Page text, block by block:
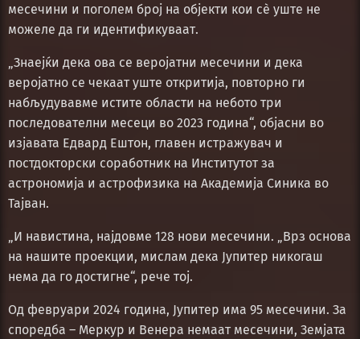
месечини и поголем број на објекти кои сè уште не
можеле да ги идентификуваат.
„Знаејќи дека ова се веројатни месечини и дека
веројатно се чекаат уште откритија, повторно ги
набљудувавме истите области на небото три
последователни месеци во 2023 година“, објасни во
изјавата Едвард Ештон, главен истражувач и
постдокторски соработник на Институтот за
астрономија и астрофизика на Академија Синика во
Тајван.
„И навистина, најдовме 128 нови месечини. „Врз основа
на нашите проекции, мислам дека Јупитер никогаш
нема да го достигне“, рече тој.
Од февруари 2024 година, Јупитер има 95 месечини. За
споредба – Меркур и Венера немаат месечини, Земјата